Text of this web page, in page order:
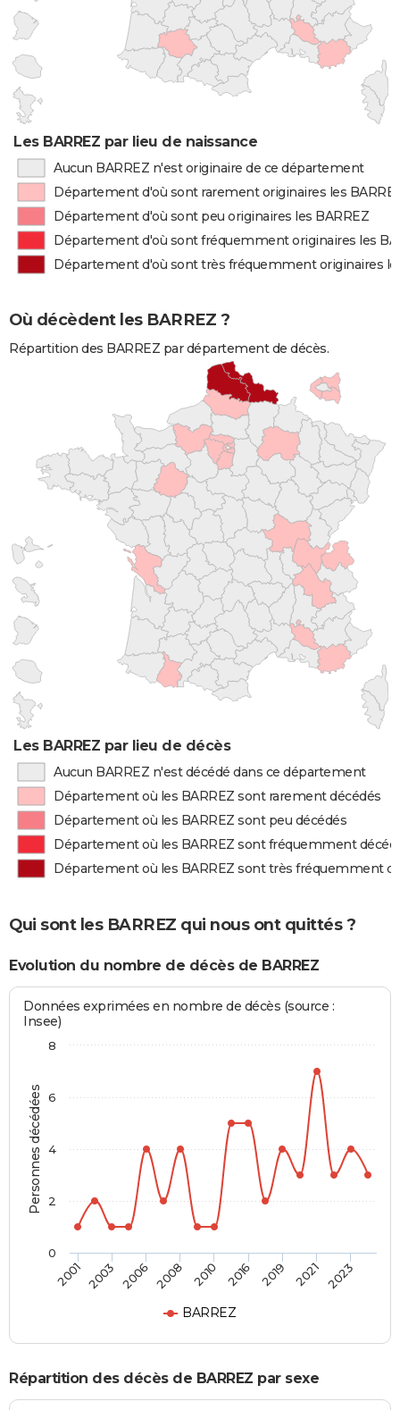
Les BARREZ par lieu de naissance
Aucun BARREZ n'est originaire de ce département
Département d'où sont rarement originaires les
Département d'où sont peu originaires les BARREZ
Département d'où sont fréquemment originaires les
Département d'où sont très fréquemment originaires
Où décèdent les BARREZ ?
Répartition des BARREZ par département de décès.
Les BARREZ par lieu de décès
Aucun BARREZ n'est décédé dans ce département
Département où les BARREZ sont rarement décédés
Département où les BARREZ sont peu décédés
Département où les BARREZ sont fréquemment
Département où les BARREZ sont très fréquemment
Qui sont les BARREZ qui nous ont quittés ?
Evolution du nombre de décès de BARREZ
Personnes décédées
Données exprimées en nombre de décès (source :
Insee)
BARREZ
2001 2003 2006 2008 2010 2016 2019 2021 2023
0
2
4
6
8
Répartition des décès de BARREZ par sexe